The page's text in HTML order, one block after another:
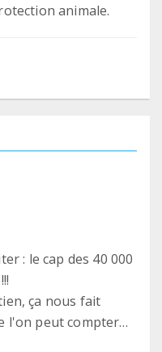
animale.
: le cap des 40 000
ça nous fait
l'on peut compter
d'année